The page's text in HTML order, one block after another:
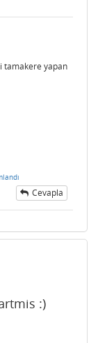
tamakere yapan
Cevapla
:)